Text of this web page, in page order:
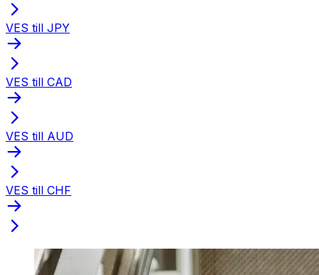
VES till JPY
VES till CAD
VES till AUD
VES till CHF